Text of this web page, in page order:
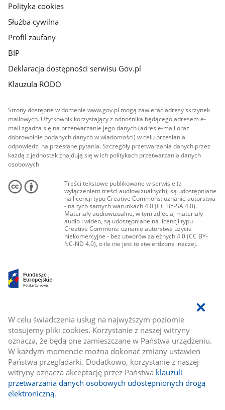
W celu świadczenia usług na najwyższym poziomie
stosujemy pliki cookies. Korzystanie z naszej witryny
oznacza, że będą one zamieszczane w Państwa urządzeniu.
W każdym momencie można dokonać zmiany ustawień
Państwa przeglądarki. Dodatkowo, korzystanie z naszej
witryny oznacza akceptację przez Państwa klauzuli
przetwarzania danych osobowych udostępnionych drogą
elektroniczną.
Polityka cookies
Służba cywilna
Profil zaufany
BIP
Deklaracja dostępności serwisu Gov.pl
Klauzula RODO
Strony dostępne w domenie www.gov.pl mogą zawierać adresy skrzynek
mailowych. Użytkownik korzystający z odnośnika będącego adresem e-
mail zgadza się na przetwarzanie jego danych (adres e-mail oraz
dobrowolnie podanych danych w wiadomości) w celu przesłania
odpowiedzi na przesłane pytania. Szczegóły przetwarzania danych przez
każdą z jednostek znajdują się w ich politykach przetwarzania danych
osobowych.
Treści tekstowe publikowane w serwisie (z
wyłączeniem treści audiowizualnych), są udostępniane
na licencji typu Creative Commons: uznanie autorstwa
- na tych samych warunkach 4.0 (CC BY-SA 4.0).
Materiały audiowizualne, w tym zdjęcia, materiały
audio i wideo, są udostępniane na licencji typu
Creative Commons: uznanie autorstwa użycie
niekomercyjne - bez utworów zależnych 4.0 (CC BY-
NC-ND 4.0), o ile nie jest to stwierdzone inaczej.